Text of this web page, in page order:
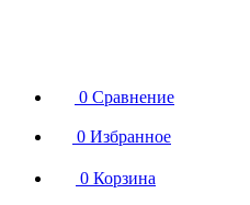
0 Сравнение
0 Избранное
0 Корзина